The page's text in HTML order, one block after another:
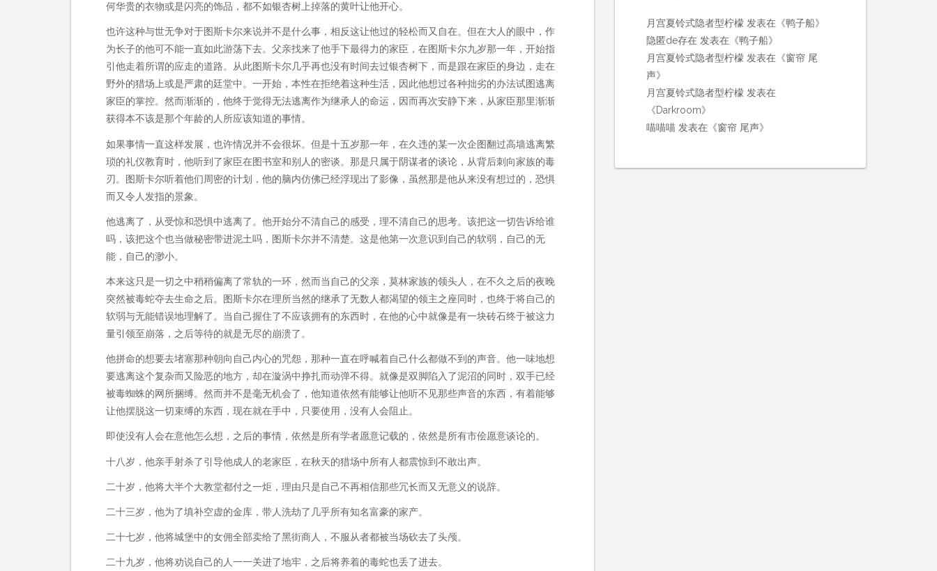
何华贵的衣物或是闪亮的饰品，都不如银杏树上掉落的黄叶让他开心。
也许这种与世无争对于图斯卡尔来说并不是什么事，相反这让他过的轻松而又自在。但在大人的眼中，作
为长子的他可不能一直如此游荡下去。父亲找来了他手下最得力的家臣，在图斯卡尔九岁那一年，开始指
引他走着所谓的应走的道路。从此图斯卡尔几乎再也没有时间去过银杏树下，而是跟在家臣的身边，走在
野外的猎场上或是严肃的廷堂中。一开始，本性在拒绝着这种生活，因此他想过各种拙劣的办法试图逃离
家臣的掌控。然而渐渐的，他终于觉得无法逃离作为继承人的命运，因而再次安静下来，从家臣那里渐渐
获得本不该是那个年龄的人所应该知道的事情。
如果事情一直这样发展，也许情况并不会很坏。但是十五岁那一年，在久违的某一次企图翻过高墙逃离繁
琐的礼仪教育时，他听到了家臣在图书室和别人的密谈。那是只属于阴谋者的谈论，从背后刺向家族的毒
刃。图斯卡尔听着他们周密的计划，他的脑内仿佛已经浮现出了影像，虽然那是他从来没有想过的，恐惧
而又令人发指的景象。
他逃离了，从受惊和恐惧中逃离了。他开始分不清自己的感受，理不清自己的思考。该把这一切告诉给谁
吗，该把这个也当做秘密带进泥土吗，图斯卡尔并不清楚。这是他第一次意识到自己的软弱，自己的无
能，自己的渺小。
本来这只是一切之中稍稍偏离了常轨的一环，然而当自己的父亲，莫林家族的领头人，在不久之后的夜晚
突然被毒蛇夺去生命之后。图斯卡尔在理所当然的继承了无数人都渴望的领主之座同时，也终于将自己的
软弱与无能错误地理解了。当自己握住了不应该拥有的东西时，在他的心中就像是有一块砖石终于被这力
量引领至崩落，之后等待的就是无尽的崩溃了。
他拼命的想要去堵塞那种朝向自己内心的咒怨，那种一直在呼喊着自己什么都做不到的声音。他一味地想
要逃离这个复杂而又险恶的地方，却在漩涡中挣扎而动弹不得。就像是双脚陷入了泥沼的同时，双手已经
被毒蜘蛛的网所捆缚。然而并不是毫无机会了，他知道依然有能够让他听不见那些声音的东西，有着能够
让他摆脱这一切束缚的东西，现在就在手中，只要使用，没有人会阻止。
即使没有人会在意他怎么想，之后的事情，依然是所有学者愿意记载的，依然是所有市侩愿意谈论的。
十八岁，他亲手射杀了引导他成人的老家臣，在秋天的猎场中所有人都震惊到不敢出声。
二十岁，他将大半个大教堂都付之一炬，理由只是自己不再相信那些冗长而又无意义的说辞。
二十三岁，他为了填补空虚的金库，带人洗劫了几乎所有知名富豪的家产。
二十七岁，他将城堡中的女佣全部卖给了黑街商人，不服从者都被当场砍去了头颅。
二十九岁，他将劝说自己的人一一关进了地牢，之后将养着的毒蛇也丢了进去。
月宫夏铃式隐者型柠檬 发表在《鸭子船》
隐匿de存在 发表在《鸭子船》
月宫夏铃式隐者型柠檬 发表在《窗帘 尾
声》
月宫夏铃式隐者型柠檬 发表在
《Darkroom》
喵喵喵 发表在《窗帘 尾声》